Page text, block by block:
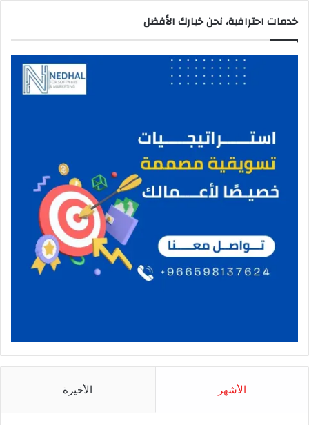
خدمات احترافية، نحن خيارك الأفضل
الأشهر الأخيرة